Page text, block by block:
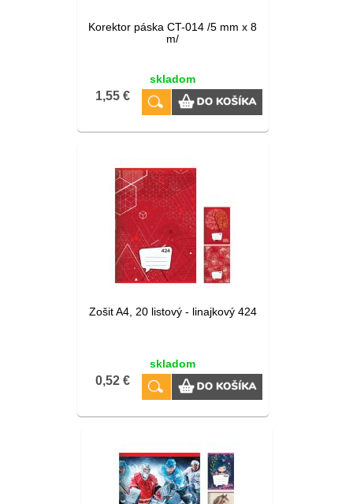
Korektor páska CT-014 /5 mm x 8
m/
skladom
1,55 €
Zošit A4, 20 listový - linajkový 424
skladom
0,52 €